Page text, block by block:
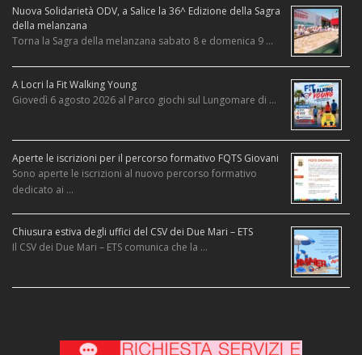
Nuova Solidarietà ODV, a Salice la 36^ Edizione della Sagra
della melanzana
Torna la Sagra della melanzana sabato 8 e domenica 9 …
A Locri la Fit Walking Young
Giovedì 6 agosto 2026 al Parco giochi sul Lungomare di …
Aperte le iscrizioni per il percorso formativo FQTS Giovani
Sono aperte le iscrizioni al nuovo percorso formativo
dedicato ai …
Chiusura estiva degli uffici del CSV dei Due Mari – ETS
Il CSV dei Due Mari – ETS comunica che la …